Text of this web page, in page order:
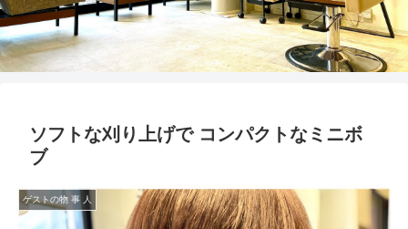
ソフトな刈り上げで コンパクトなミニボ
ブ
ゲストの物 事 人